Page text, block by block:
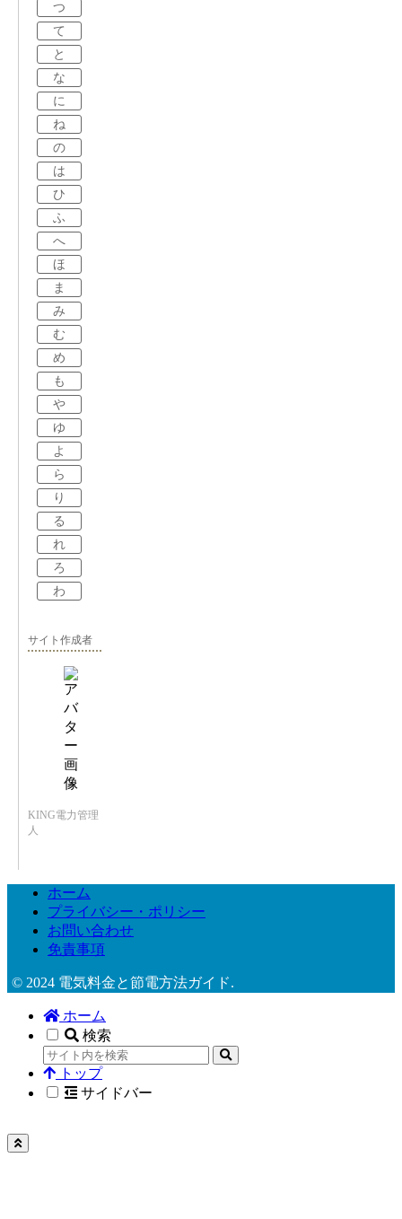
つ
て
と
な
に
ね
の
は
ひ
ふ
へ
ほ
ま
み
む
め
も
や
ゆ
よ
ら
り
る
れ
ろ
わ
サイト作成者
KING電力管理
人
ホーム
プライバシー・ポリシー
お問い合わせ
免責事項
© 2024 電気料金と節電方法ガイド.
ホーム
検索
トップ
サイドバー